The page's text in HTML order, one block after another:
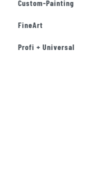
Custom-Painting
FineArt
Profi + Universal